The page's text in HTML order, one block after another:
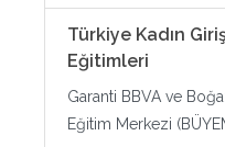
Türkiye Kadın
Eğitimleri
Garanti BBVA ve
Eğitim Merkezi